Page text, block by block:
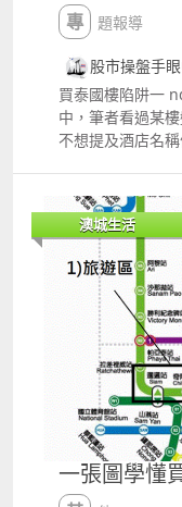
專題報導
股市操盤手
買泰國樓陷阱一
中，筆者看過某
不想提及酒店名
穿制服的老婆婆
要否打掃 當時朋
hellip;」，然後
二朝醒來，他才
什麼這個老婆婆
而開門走進來，
問要否打掃吧
來朋友就再沒有
們聽過很多，那
家，但一般人對
宅，只要某個樓
得較難出售或出
兇宅，甚至附近
澳城生活
一張圖學懂